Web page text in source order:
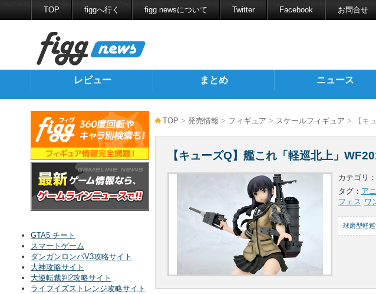
TOP figgへ行く figg newsについて Twitter Facebook お問合せ
レビュー まとめ ニュース
TOP > 発売情報 > フィギュア > スケールフィギュア > 【キ
【キューズQ】艦これ「軽巡北上」
カテゴリ：
タグ： ア
フェス ワ
球磨型軽巡
GTA5 チート
スマートゲーム
ダンガンロンパV3攻略サイト
大神攻略サイト
大逆転裁判2攻略サイト
ライフイズストレンジ攻略サイト